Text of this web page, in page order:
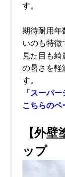
す。
期待耐用年
いのも特徴
見た目も
の暑さを軽
す。
「スーパ
こちらのペ
【外
ップ